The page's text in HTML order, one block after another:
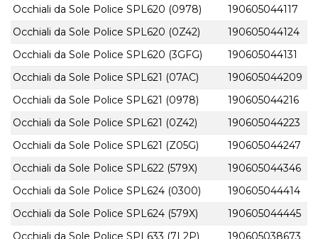
Occhiali da Sole Police SPL620 (0978)
190605044117
Occhiali da Sole Police SPL620 (0Z42)
190605044124
Occhiali da Sole Police SPL620 (3GFG)
190605044131
Occhiali da Sole Police SPL621 (07AC)
190605044209
Occhiali da Sole Police SPL621 (0978)
190605044216
Occhiali da Sole Police SPL621 (0Z42)
190605044223
Occhiali da Sole Police SPL621 (Z05G)
190605044247
Occhiali da Sole Police SPL622 (579X)
190605044346
Occhiali da Sole Police SPL624 (0300)
190605044414
Occhiali da Sole Police SPL624 (579X)
190605044445
Occhiali da Sole Police SPL633 (7L2P)
190605038673